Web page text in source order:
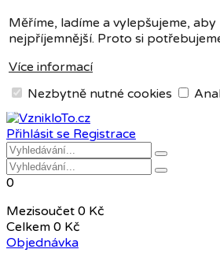
Měříme, ladíme a vylepšujeme,
nejpříjemnější. Proto si
Více informací
Nezbytně nutné cookies
Měna:
CZK
CZK
EUR
+420 604 408 411
Přihlásit se Registrace
0
Mezisoučet 0 Kč
Celkem 0 Kč
Objednávka